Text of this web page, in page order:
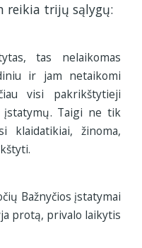
reikia trijų sąlygų:
tas nelaikomas
ir jam netaikomi
visi pakrikštytieji
įstatymų. Taigi ne tik
klaidatikiai, žinoma,
Bažnyčios įstatymai
protą, privalo laikytis